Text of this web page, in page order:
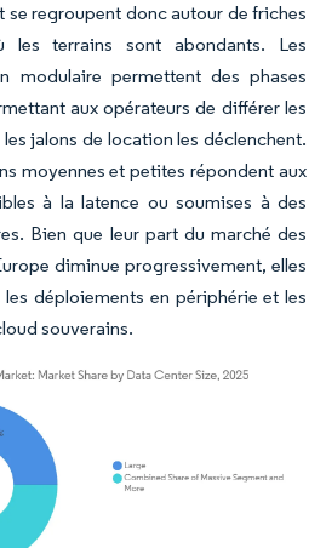
regroupent donc autour de friches
les terrains sont abondants. Les
modulaire permettent des phases
aux opérateurs de différer les
jalons de location les déclenchent.
moyennes et petites répondent aux
à la latence ou soumises à des
Bien que leur part du marché des
diminue progressivement, elles
déploiements en périphérie et les
souverains.